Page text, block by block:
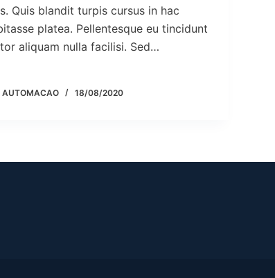
Quis blandit turpis cursus in hac
platea. Pellentesque eu tincidunt
aliquam nulla facilisi. Sed…
AUTOMACAO 18/08/2020